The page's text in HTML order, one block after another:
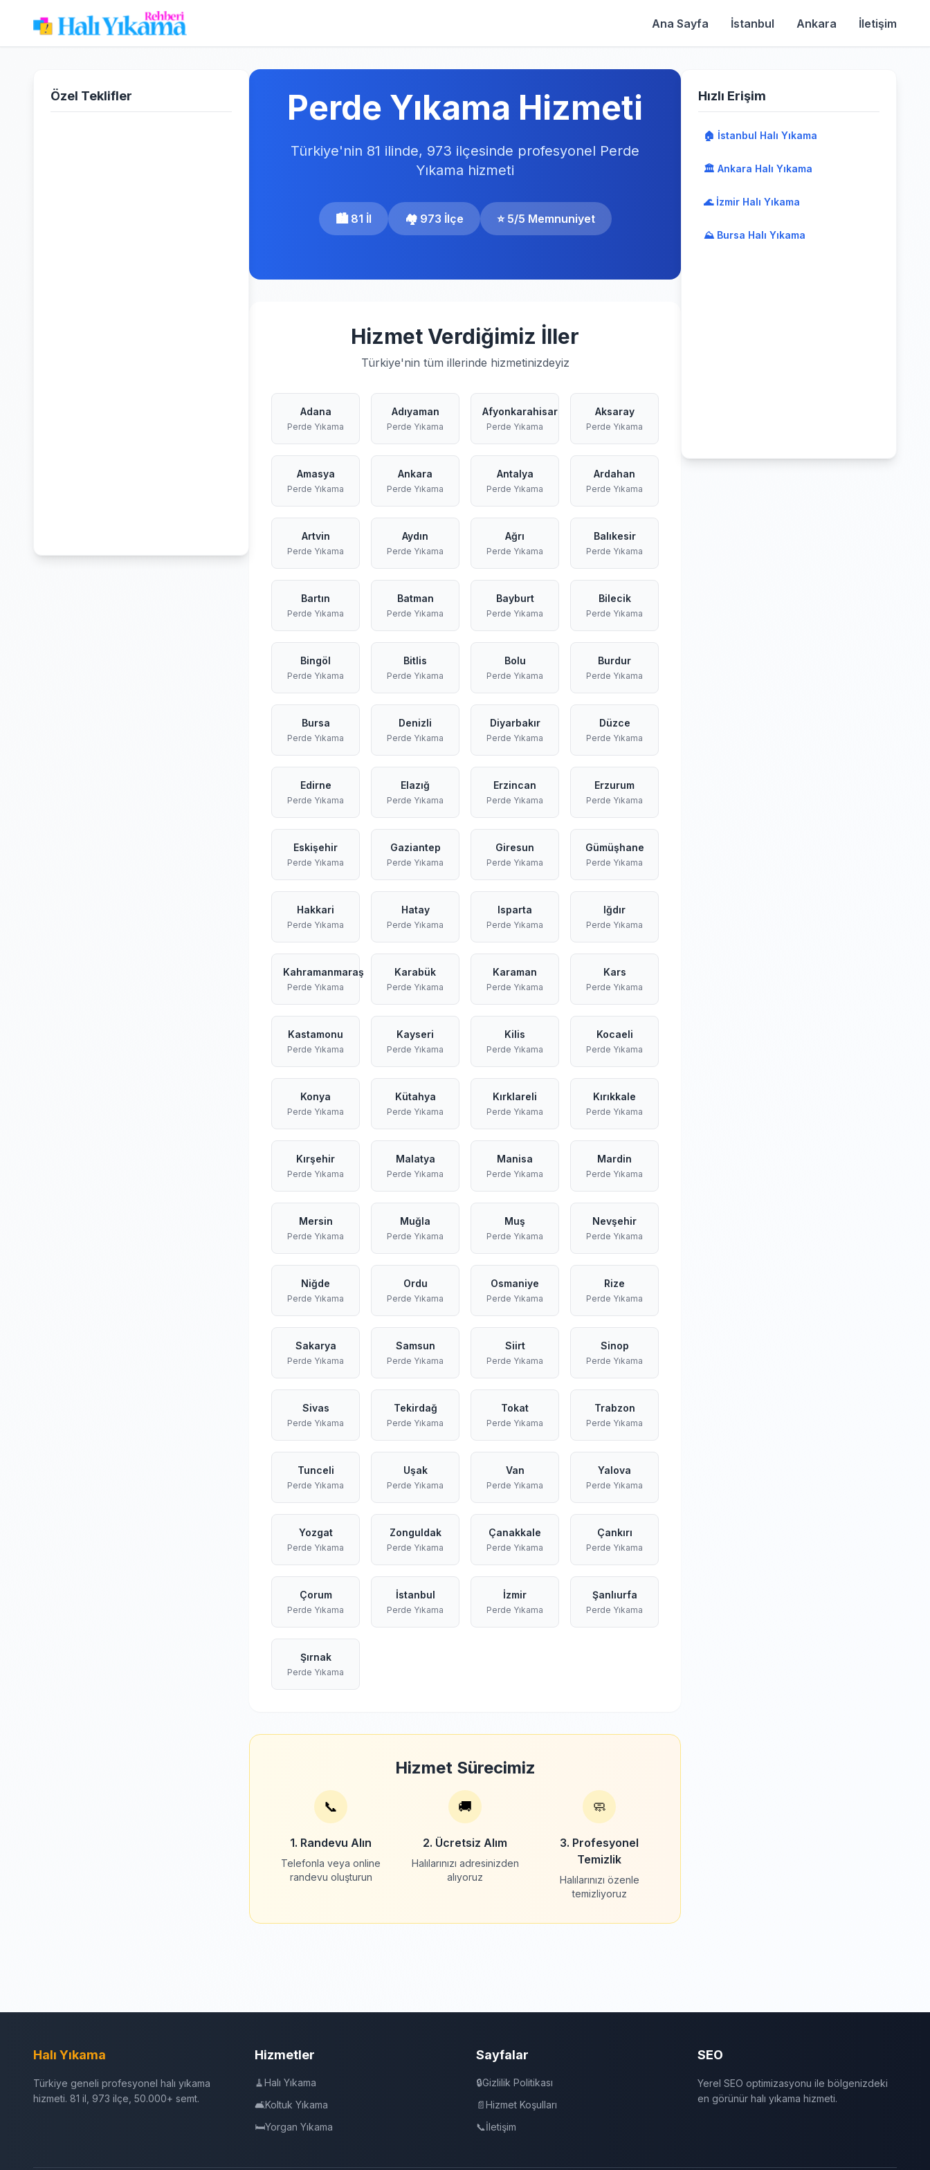
Ana Sayfa İstanbul Ankara İletişim
Özel Teklifler Perde Yıkama Hizmeti
Türkiye'nin 81 ilinde, 973 ilçesinde profesyonel Perde
Yıkama hizmeti
🏙️ 81 İl 🏘️ 973 İlçe ⭐ 5/5 Memnuniyet
Hizmet Verdiğimiz İller
Türkiye'nin tüm illerinde hizmetinizdeyiz
Adana
Perde Yıkama
Adıyaman
Perde Yıkama
Afyonkarahisar
Perde Yıkama
Aksaray
Perde Yıkama
Amasya
Perde Yıkama
Ankara
Perde Yıkama
Antalya
Perde Yıkama
Ardahan
Perde Yıkama
Artvin
Perde Yıkama
Aydın
Perde Yıkama
Ağrı
Perde Yıkama
Balıkesir
Perde Yıkama
Bartın
Perde Yıkama
Batman
Perde Yıkama
Bayburt
Perde Yıkama
Bilecik
Perde Yıkama
Bingöl
Perde Yıkama
Bitlis
Perde Yıkama
Bolu
Perde Yıkama
Burdur
Perde Yıkama
Bursa
Perde Yıkama
Denizli
Perde Yıkama
Diyarbakır
Perde Yıkama
Düzce
Perde Yıkama
Edirne
Perde Yıkama
Elazığ
Perde Yıkama
Erzincan
Perde Yıkama
Erzurum
Perde Yıkama
Eskişehir
Perde Yıkama
Gaziantep
Perde Yıkama
Giresun
Perde Yıkama
Gümüşhane
Perde Yıkama
Hakkari
Perde Yıkama
Hatay
Perde Yıkama
Isparta
Perde Yıkama
Iğdır
Perde Yıkama
Kahramanmaraş
Perde Yıkama
Karabük
Perde Yıkama
Karaman
Perde Yıkama
Kars
Perde Yıkama
Kastamonu
Perde Yıkama
Kayseri
Perde Yıkama
Kilis
Perde Yıkama
Kocaeli
Perde Yıkama
Konya
Perde Yıkama
Kütahya
Perde Yıkama
Kırklareli
Perde Yıkama
Kırıkkale
Perde Yıkama
Kırşehir
Perde Yıkama
Malatya
Perde Yıkama
Manisa
Perde Yıkama
Mardin
Perde Yıkama
Mersin
Perde Yıkama
Muğla
Perde Yıkama
Muş
Perde Yıkama
Nevşehir
Perde Yıkama
Niğde
Perde Yıkama
Ordu
Perde Yıkama
Osmaniye
Perde Yıkama
Rize
Perde Yıkama
Sakarya
Perde Yıkama
Samsun
Perde Yıkama
Siirt
Perde Yıkama
Sinop
Perde Yıkama
Sivas
Perde Yıkama
Tekirdağ
Perde Yıkama
Tokat
Perde Yıkama
Trabzon
Perde Yıkama
Tunceli
Perde Yıkama
Uşak
Perde Yıkama
Van
Perde Yıkama
Yalova
Perde Yıkama
Yozgat
Perde Yıkama
Zonguldak
Perde Yıkama
Çanakkale
Perde Yıkama
Çankırı
Perde Yıkama
Çorum
Perde Yıkama
İstanbul
Perde Yıkama
İzmir
Perde Yıkama
Şanlıurfa
Perde Yıkama
Şırnak
Perde Yıkama
Hizmet Sürecimiz
📞
1. Randevu Alın
Telefonla veya online
randevu oluşturun
🚚
2. Ücretsiz Alım
Halılarınızı adresinizden
alıyoruz
🧼
3. Profesyonel
Temizlik
Halılarınızı özenle
temizliyoruz
Hızlı Erişim
🏠 İstanbul Halı Yıkama
🏛️ Ankara Halı Yıkama
🌊 İzmir Halı Yıkama
⛰️ Bursa Halı Yıkama
Halı Yıkama
Türkiye geneli profesyonel halı yıkama
hizmeti. 81 il, 973 ilçe, 50.000+ semt.
Hizmetler
🧹Halı Yıkama
🛋️Koltuk Yıkama
🛏️Yorgan Yıkama
Sayfalar
🔒Gizlilik Politikası
📄Hizmet Koşulları
📞İletişim
SEO
Yerel SEO optimizasyonu ile bölgenizdeki
en görünür halı yıkama hizmeti.